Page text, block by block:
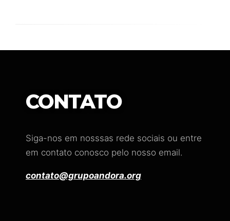
CONTATO
Siga-nos em nosssas rede sociais ou entre
em contato conosco pelo nosso email.
contato@grupoandora.org